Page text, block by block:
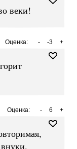
веки!
Оценка: +
-3
-
Оценка: +
6
-